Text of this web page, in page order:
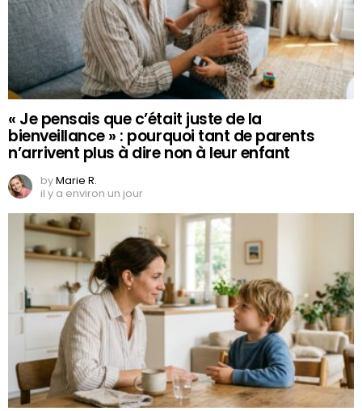
« Je pensais que c’était juste de la
bienveillance » : pourquoi tant de parents
n’arrivent plus à dire non à leur enfant
byMarie R.
il y a environ un jour